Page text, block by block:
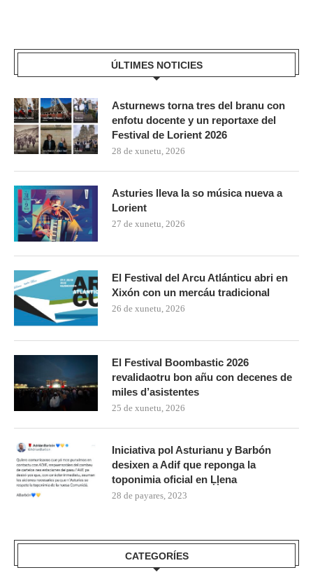
ÚLTIMES NOTICIES
Asturnews torna tres del branu con
enfotu docente y un reportaxe del
Festival de Lorient 2026
28 de xunetu, 2026
Asturies lleva la so música nueva a
Lorient
27 de xunetu, 2026
El Festival del Arcu Atlánticu abri en
Xixón con un mercáu tradicional
26 de xunetu, 2026
El Festival Boombastic 2026
revalidaotru bon añu con decenes de
miles d’asistentes
25 de xunetu, 2026
Iniciativa pol Asturianu y Barbón
desixen a Adif que reponga la
toponimia oficial en Ḷḷena
28 de payares, 2023
CATEGORÍES